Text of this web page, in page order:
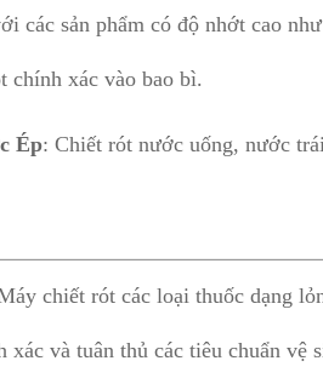
các sản phẩm có độ nhớt cao
chính xác vào bao bì.
Ép: Chiết rót nước uống, nước
chiết rót các loại thuốc dạng
và tuân thủ các tiêu chuẩn vệ